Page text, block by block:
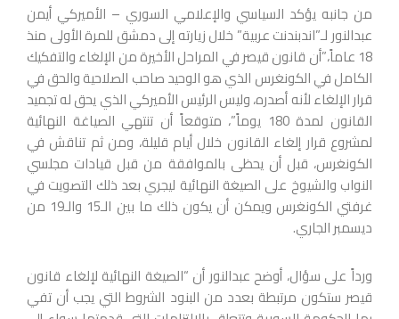
من جانبه يؤكد السياسي والإعلامي السوري – الأميركي أيمن
عبدالنور لـ”اندبندنت عربية” خلال زيارته إلى دمشق للمرة الأولى منذ
18 عاماً،”أن قانون قيصر في المراحل الأخيرة من الإلغاء والتفكيك
الكامل في الكونغرس الذي هو الوحيد صاحب الصلاحية والحق في
قرار الإلغاء لأنه أصدره، وليس الرئيس الأميركي الذي يحق له تجميد
القانون لمدة 180 يوماً”، متوقعاً أن تنتهي الصياغة النهائية
لمشروع قرار إلغاء القانون خلال أيام قليلة، ومن ثم تناقش في
الكونغرس، قبل أن يحظى بالموافقة من قبل قيادات مجلسي
النواب والشيوخ على الصيغة النهائية ليجري بعد ذلك التصويت في
غرفتي الكونغرس ويمكن أن يكون ذلك ما بين الـ15 والـ19 من
ديسمبر الجاري.
ورداً على سؤال، أوضح عبدالنور أن “الصيغة النهائية لإلغاء قانون
قيصر ستكون مرتبطة بعدد من البنود الشروط التي يجب أن تفي